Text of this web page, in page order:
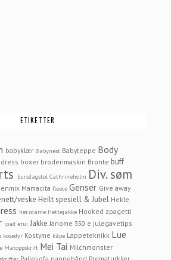
ETIKETTER
babyklær Babynest Babyteppe Body
boxer broderimaskin Bronte buff
bursdagstol Cathrineholm Div. søm
Mamacita fleece Genser Give away
veske Heilt spesiell & Jubel Hekle
herzdame Hettejakke Hooked zpagetti
ipad etui Jakke Janome 350 e julegavetips
kosedyr Kostyme kåpe Lappeteknikk Lue
Matoppskrift Mei Tai Milchmonster